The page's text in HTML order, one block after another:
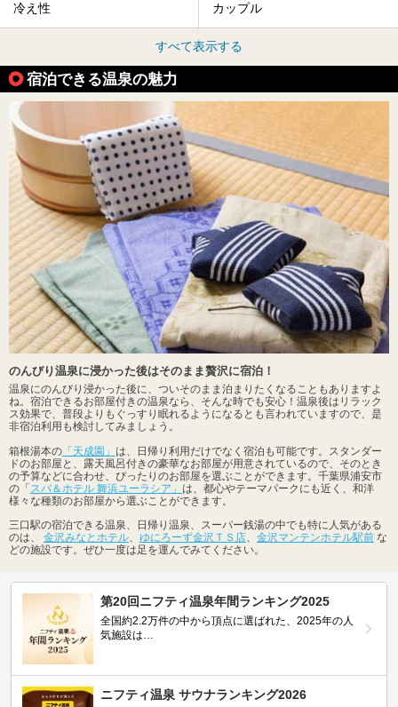
冷え性 カップル
すべて表示する
宿泊できる温泉の魅力
のんびり温泉に浸かった後はそのまま贅沢に宿泊！
温泉にのんびり浸かった後に、ついそのまま泊まりたくなることもありますよ
ね。宿泊できるお部屋付きの温泉なら、そんな時でも安心！温泉後はリラック
ス効果で、普段よりもぐっすり眠れるようになるとも言われていますので、是
非宿泊利用も検討してみましょう。
箱根湯本の 「天成園」 は、日帰り利用だけでなく宿泊も可能です。スタンダー
ドのお部屋と、露天風呂付きの豪華なお部屋が用意されているので、そのとき
の予算などに合わせ、ぴったりのお部屋を選ぶことができます。千葉県浦安市
の「スパ＆ホテル 舞浜ユーラシア」 は、都心やテーマパークにも近く、和洋
様々な種類のお部屋から選ぶことができます。
三口駅の宿泊できる温泉、日帰り温泉、スーパー銭湯の中でも特に人気がある
のは、 金沢みなとホテル、 ゆにろーず金沢ＴＳ店、 金沢マンテンホテル駅前 な
どの施設です。ぜひ一度は足を運んでみてください。
第20回ニフティ温泉年間ランキング2025
全国約2.2万件の中から頂点に選ばれた、2025年の人
気施設は…
ニフティ温泉 サウナランキング2026